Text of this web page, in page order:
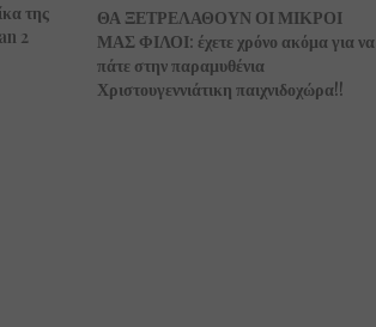
της
2
ΘΑ ΞΕΤΡΕΛΑΘΟΥΝ ΟΙ ΜΙΚΡΟΙ
ΜΑΣ ΦΙΛΟΙ: έχετε χρόνο ακόμα για να
πάτε στην παραμυθένια
Χριστουγεννιάτικη παιχνιδοχώρα!!